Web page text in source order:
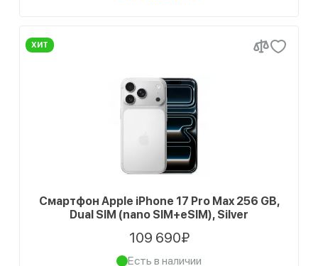
ХИТ
Смартфон Apple iPhone 17 Pro Max 256 GB,
Dual SIM (nano SIM+eSIM), Silver
109 690₽
Есть в наличии